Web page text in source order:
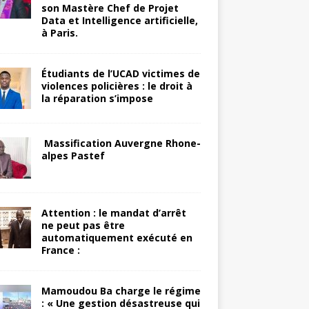
son Mastère Chef de Projet
Data et Intelligence artificielle,
à Paris.
Étudiants de l’UCAD victimes de
violences policières : le droit à
la réparation s’impose
Massification Auvergne Rhone-
alpes Pastef
Attention : le mandat d’arrêt
ne peut pas être
automatiquement exécuté en
France :
Mamoudou Ba charge le régime
: « Une gestion désastreuse qui